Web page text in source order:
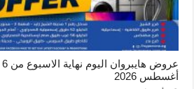
أغسطس 2026